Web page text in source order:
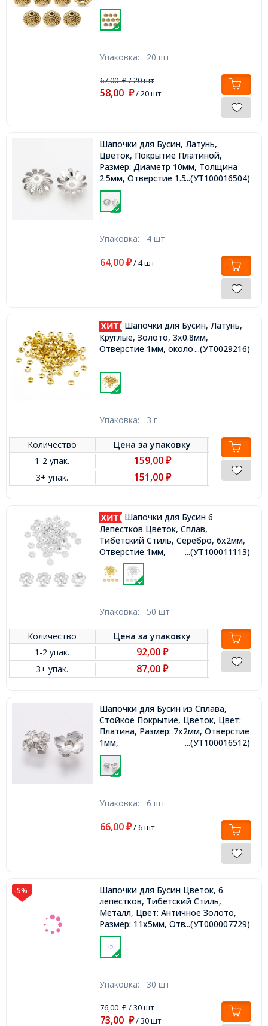
Упаковка: 20 шт
67,00₽/ 20 шт
58,00 ₽/ 20 шт
Шапочки для Бусин, Латунь,
Цветок, Покрытие Платиной,
Размер: Диаметр 10мм, Толщина
2.5мм, Отверстие 1.5мм,...(УТ100016504)
Упаковка: 4 шт
64,00 ₽/ 4 шт
Шапочки для Бусин, Латунь,
Круглые, Золото, 3х0.8мм,
Отверстие 1мм, около 150шт/3г,
...(УТ0029216)
Упаковка: 3 г
Количество Цена заупаковку
1-2 упак.
159,00 ₽
3+ упак. 151,00 ₽
Шапочки для Бусин 6
Лепестков Цветок, Сплав,
Тибетский Стиль, Серебро, 6х2мм,
Отверстие 1мм,
...(УТ100011113)
Упаковка: 50 шт
Количество Цена заупаковку
1-2 упак.
92,00₽
3+ упак. 87,00₽
Шапочки для Бусин из Сплава,
Стойкое Покрытие, Цветок, Цвет:
Платина, Размер: 7х2мм, Отверстие
1мм,
...(УТ100016512)
Упаковка: 6 шт
66,00 ₽/ 6 шт
-5%
Шапочки для Бусин Цветок, 6
лепестков, Тибетский Стиль,
Металл, Цвет: Античное Золото,
Размер: 11х5мм, Отверстие 2мм,
...(УТ000007729)
Упаковка: 30 шт
76,00₽/ 30 шт
73,00 ₽/ 30 шт